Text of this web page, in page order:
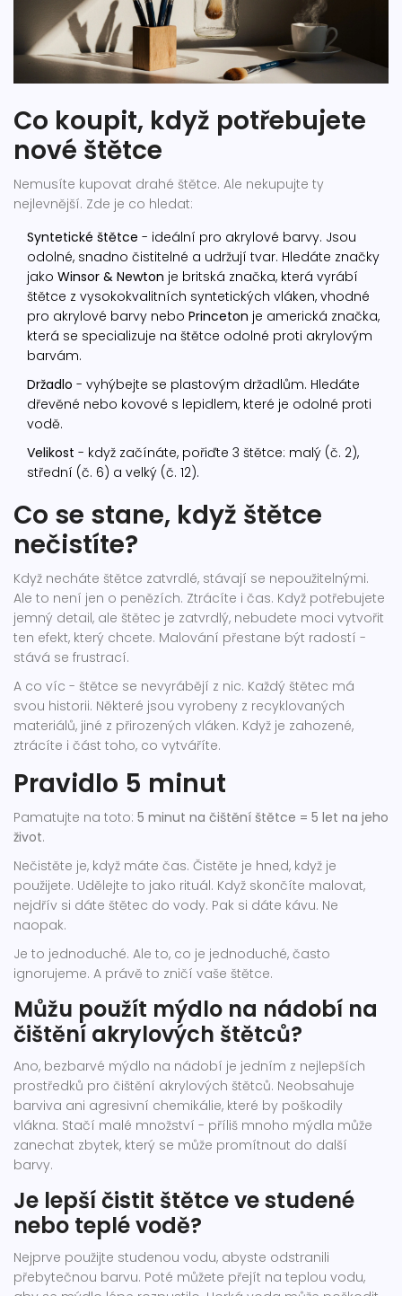
Co koupit, když potřebujete
nové štětce
Nemusíte kupovat drahé štětce. Ale nekupujte ty
nejlevnější. Zde je co hledat:
Syntetické štětce - ideální pro akrylové barvy. Jsou
odolné, snadno čistitelné a udržují tvar. Hledáte značky
jako Winsor & Newton je britská značka, která vyrábí
štětce z vysokokvalitních syntetických vláken, vhodné
pro akrylové barvy nebo Princeton je americká značka,
která se specializuje na štětce odolné proti akrylovým
barvám.
Držadlo - vyhýbejte se plastovým držadlům. Hledáte
dřevěné nebo kovové s lepidlem, které je odolné proti
vodě.
Velikost - když začínáte, pořiďte 3 štětce: malý (č. 2),
střední (č. 6) a velký (č. 12).
Co se stane, když štětce
nečistíte?
Když necháte štětce zatvrdlé, stávají se nepoužitelnými.
Ale to není jen o penězích. Ztrácíte i čas. Když potřebujete
jemný detail, ale štětec je zatvrdlý, nebudete moci vytvořit
ten efekt, který chcete. Malování přestane být radostí -
stává se frustrací.
A co víc - štětce se nevyrábějí z nic. Každý štětec má
svou historii. Některé jsou vyrobeny z recyklovaných
materiálů, jiné z přirozených vláken. Když je zahozené,
ztrácíte i část toho, co vytváříte.
Pravidlo 5 minut
Pamatujte na toto: 5 minut na čištění štětce = 5 let na jeho
život.
Nečistěte je, když máte čas. Čistěte je hned, když je
použijete. Udělejte to jako rituál. Když skončíte malovat,
nejdřív si dáte štětec do vody. Pak si dáte kávu. Ne
naopak.
Je to jednoduché. Ale to, co je jednoduché, často
ignorujeme. A právě to zničí vaše štětce.
Můžu použít mýdlo na nádobí na
čištění akrylových štětců?
Ano, bezbarvé mýdlo na nádobí je jedním z nejlepších
prostředků pro čištění akrylových štětců. Neobsahuje
barviva ani agresivní chemikálie, které by poškodily
vlákna. Stačí malé množství - příliš mnoho mýdla může
zanechat zbytek, který se může promítnout do další
barvy.
Je lepší čistit štětce ve studené
nebo teplé vodě?
Nejprve použijte studenou vodu, abyste odstranili
přebytečnou barvu. Poté můžete přejít na teplou vodu,